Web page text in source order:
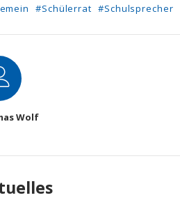
#Schülerrat #Schulsprecher
Wolf